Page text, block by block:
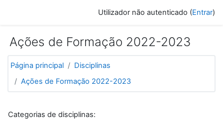
Utilizador não autenticado (Entrar)
Ações de Formação 2022-2023
Página principal
Disciplinas
Ações de Formação 2022-2023
Categorias de disciplinas: